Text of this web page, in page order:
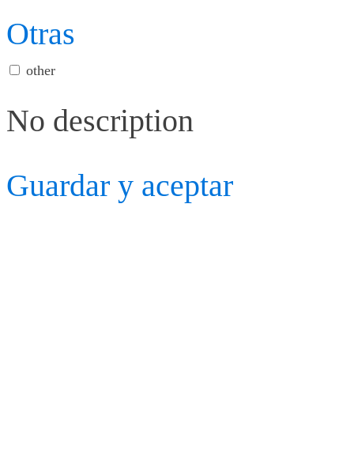
Otras
other
No description
Guardar y aceptar